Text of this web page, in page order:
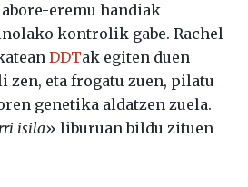
eremu handiak
kontrolik gabe. Rachel
DDTak egiten duen
zen, eta frogatu zuen, pilatu
genetika aldatzen zuela.
isila» liburuan bildu zituen